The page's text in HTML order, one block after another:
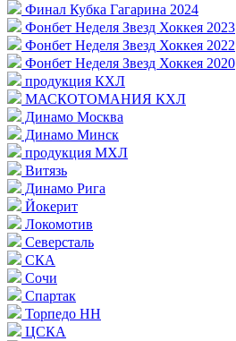
Финал Кубка Гагарина 2024
Фонбет Неделя Звезд Хоккея 2023
Фонбет Неделя Звезд Хоккея 2022
Фонбет Неделя Звезд Хоккея 2020
продукция КХЛ
МАСКОТОМАНИЯ КХЛ
Динамо Москва
Динамо Минск
продукция МХЛ
Витязь
Динамо Рига
Йокерит
Локомотив
Северсталь
СКА
Сочи
Спартак
Торпедо НН
ЦСКА